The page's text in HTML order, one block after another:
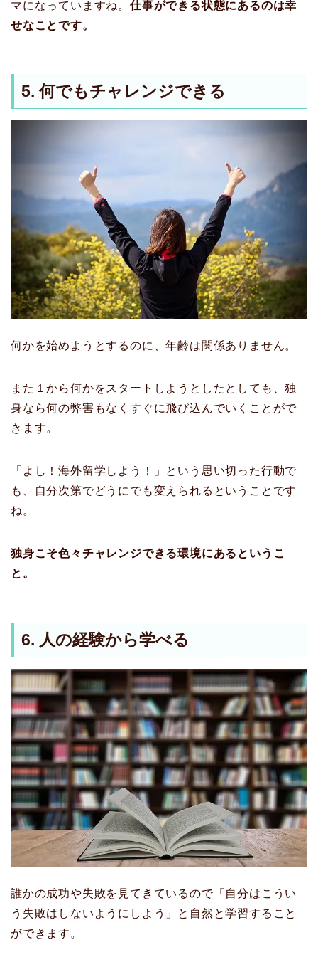
マになっていますね。仕事ができる状態にあるのは幸
せなことです。
5. 何でもチャレンジできる
何かを始めようとするのに、年齢は関係ありません。
また１から何かをスタートしようとしたとしても、独
身なら何の弊害もなくすぐに飛び込んでいくことがで
きます。
「よし！海外留学しよう！」という思い切った行動で
も、自分次第でどうにでも変えられるということです
ね。
独身こそ色々チャレンジできる環境にあるというこ
と。
6. 人の経験から学べる
誰かの成功や失敗を見てきているので「自分はこうい
う失敗はしないようにしよう」と自然と学習すること
ができます。